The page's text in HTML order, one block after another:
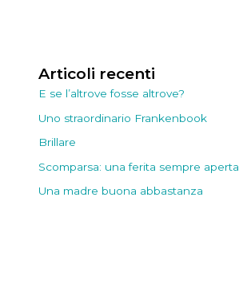
Articoli recenti
E se l’altrove fosse altrove?
Uno straordinario Frankenbook
Brillare
Scomparsa: una ferita sempre aperta
Una madre buona abbastanza